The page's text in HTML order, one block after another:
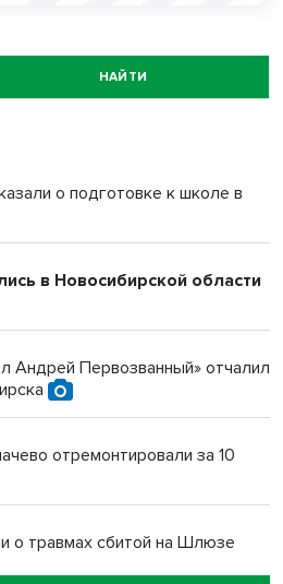
НАЙТИ
о подготовке к школе в
в Новосибирской области
Андрей Первозванный» отчалил
отремонтировали за 10
о травмах сбитой на Шлюзе